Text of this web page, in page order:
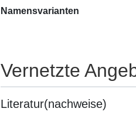
Namensvarianten
Vernetzte
Literatur(nachweise)